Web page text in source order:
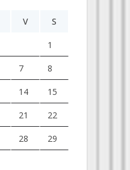
V S
1
7 8
14 15
21 22
28 29